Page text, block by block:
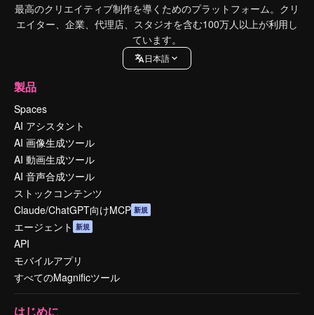
最高のクリエイティブ制作を導くためのプラットフォーム。クリ
エイター、企業、代理店、スタジオを含む100万人以上が利用し
ています。
日本語
製品
Spaces
AI アシスタント
AI 画像生成ツール
AI 動画生成ツール
AI 音声合成ツール
ストックコンテンツ
Claude/ChatGPT向けMCP 新規
エージェント 新規
API
モバイルアプリ
すべてのMagnificツール
はじめに